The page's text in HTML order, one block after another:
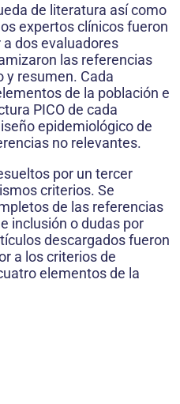
de literatura así como
expertos clínicos fueron
dos evaluadores
las referencias
y resumen. Cada
de la población e
PICO de cada
epidemiológico de
no relevantes.
por un tercer
criterios. Se
de las referencias
inclusión o dudas por
descargados fueron
a los criterios de
elementos de la